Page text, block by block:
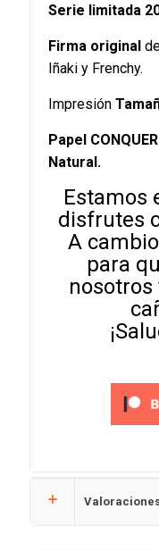
Serie limitada
Firma original
Iñaki y Frenchy.
Impresión
Papel
Natural.
Estamos
disfrutes
A
para